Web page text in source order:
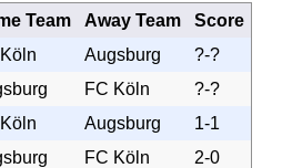
Team Away Team
Score
Augsburg
?-?
FC Köln
?-?
Augsburg
1-1
FC Köln
2-0